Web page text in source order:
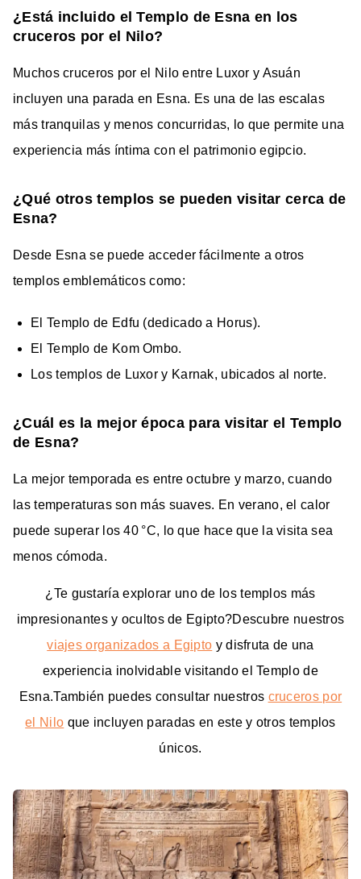
¿Está incluido el Templo de Esna en los
cruceros por el Nilo?
Muchos cruceros por el Nilo entre Luxor y Asuán
incluyen una parada en Esna. Es una de las escalas
más tranquilas y menos concurridas, lo que permite una
experiencia más íntima con el patrimonio egipcio.
¿Qué otros templos se pueden visitar cerca de
Esna?
Desde Esna se puede acceder fácilmente a otros
templos emblemáticos como:
El Templo de Edfu (dedicado a Horus).
El Templo de Kom Ombo.
Los templos de Luxor y Karnak, ubicados al norte.
¿Cuál es la mejor época para visitar el Templo
de Esna?
La mejor temporada es entre octubre y marzo, cuando
las temperaturas son más suaves. En verano, el calor
puede superar los 40 °C, lo que hace que la visita sea
menos cómoda.
¿Te gustaría explorar uno de los templos más
impresionantes y ocultos de Egipto?Descubre nuestros
viajes organizados a Egipto y disfruta de una
experiencia inolvidable visitando el Templo de
Esna.También puedes consultar nuestros cruceros por
el Nilo que incluyen paradas en este y otros templos
únicos.